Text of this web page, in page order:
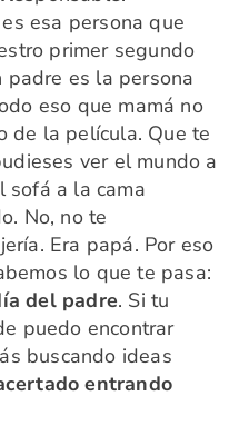
esa persona que
primer segundo
padre es la persona
eso que mamá no
de la película. Que te
ver el mundo a
sofá a la cama
No, no te
Era papá. Por eso
lo que te pasa:
del padre. Si tu
puedo encontrar
buscando ideas
entrando